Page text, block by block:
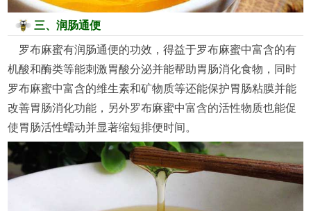
三、润肠通便
罗布麻蜜有润肠通便的功效，得益于罗布麻蜜中富含的有
机酸和酶类等能刺激胃酸分泌并能帮助胃肠消化食物，同时
罗布麻蜜中富含的维生素和矿物质等还能保护胃肠粘膜并能
改善胃肠消化功能，另外罗布麻蜜中富含的活性物质也能促
使胃肠活性蠕动并显著缩短排便时间。